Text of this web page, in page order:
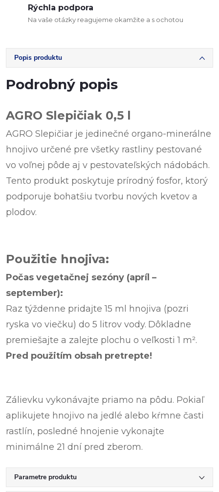
Rýchla podpora
Na vaše otázky reagujeme okamžite a s ochotou
Popis produktu
Podrobný popis
AGRO Slepičiak 0,5 l
AGRO Slepičiar je jedinečné organo-minerálne
hnojivo určené pre všetky rastliny pestované
vo voľnej pôde aj v pestovateľských nádobách.
Tento produkt poskytuje prírodný fosfor, ktorý
podporuje bohatšiu tvorbu nových kvetov a
plodov.
Použitie hnojiva:
Počas vegetačnej sezóny (apríl –
september):
Raz týždenne pridajte 15 ml hnojiva (pozri
ryska vo viečku) do 5 litrov vody. Dôkladne
premiešajte a zalejte plochu o veľkosti 1 m².
Pred použitím obsah pretrepte!
Zálievku vykonávajte priamo na pôdu. Pokiaľ
aplikujete hnojivo na jedlé alebo kŕmne časti
rastlín, posledné hnojenie vykonajte
minimálne 21 dní pred zberom.
Parametre produktu